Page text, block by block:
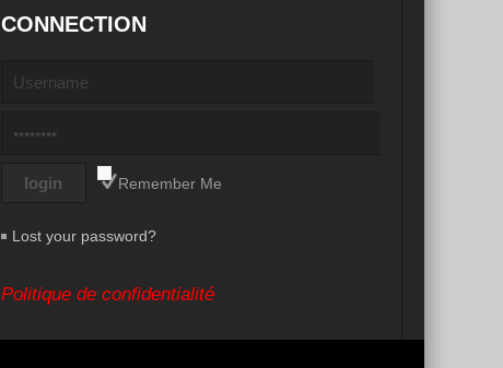
CONNECTION
Remember Me
Lost your password?
Politique de confidentialité